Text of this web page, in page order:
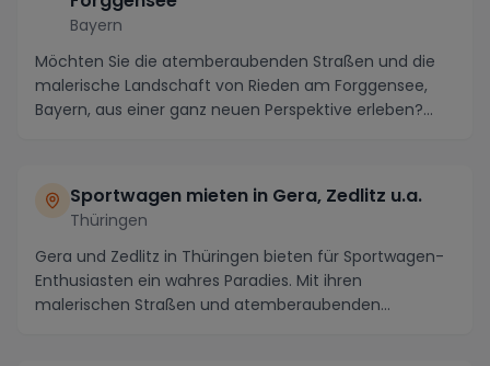
Bayern
Möchten Sie die atemberaubenden Straßen und die
malerische Landschaft von Rieden am Forggensee,
Bayern, aus einer ganz neuen Perspektive erleben?
Sportwagen mieten in Gera, Zedlitz u.a.
Thüringen
Gera und Zedlitz in Thüringen bieten für Sportwagen-
Enthusiasten ein wahres Paradies. Mit ihren
malerischen Straßen und atemberaubenden